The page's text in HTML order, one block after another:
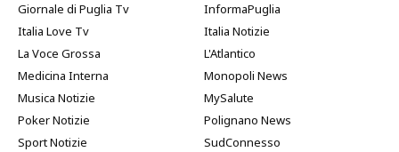
Giornale di Puglia Tv
InformaPuglia
Italia Love Tv
Italia Notizie
La Voce Grossa
L'Atlantico
Medicina Interna
Monopoli News
Musica Notizie
MySalute
Poker Notizie
Polignano News
Sport Notizie
SudConnesso